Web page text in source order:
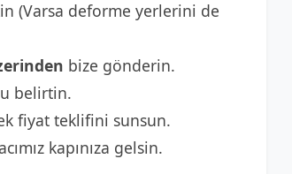
(Varsa deforme yerlerini de
bize gönderin.
belirtin.
fiyat teklifini sunsun.
kapınıza gelsin.